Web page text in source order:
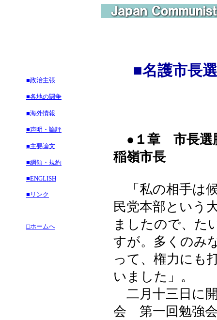
■政治主張
■各地の闘争
■海外情報
■声明・論評
■主要論文
■綱領・規約
■ENGLISH
■リンク
□ホームへ
■名護市長
●１章 市長選
稲嶺市長
「私の相手は
民党本部という
ましたので、た
すが。多くのみ
って、権力にも
いました」。
二月十三日に
会 第一回勉強会